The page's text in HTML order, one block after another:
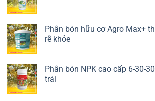
Phân bón hữu cơ Agro Max+
rễ khỏe
Phân bón NPK cao cấp 6-30-
trái